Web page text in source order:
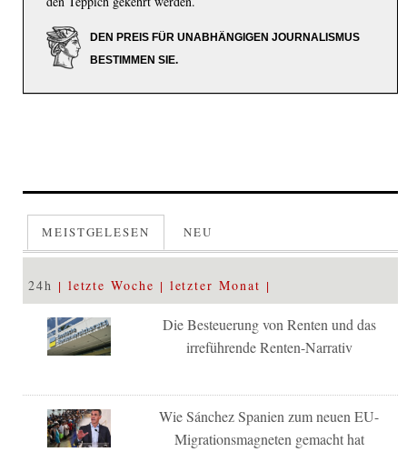
DEN PREIS FÜR UNABHÄNGIGEN JOURNALISMUS
BESTIMMEN SIE.
MEISTGELESEN NEU
24h letzte Woche letzter Monat
Die Besteuerung von Renten und das
irreführende Renten-Narrativ
Wie Sánchez Spanien zum neuen EU-
Migrationsmagneten gemacht hat